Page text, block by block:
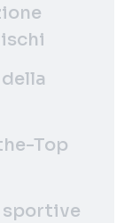
Top